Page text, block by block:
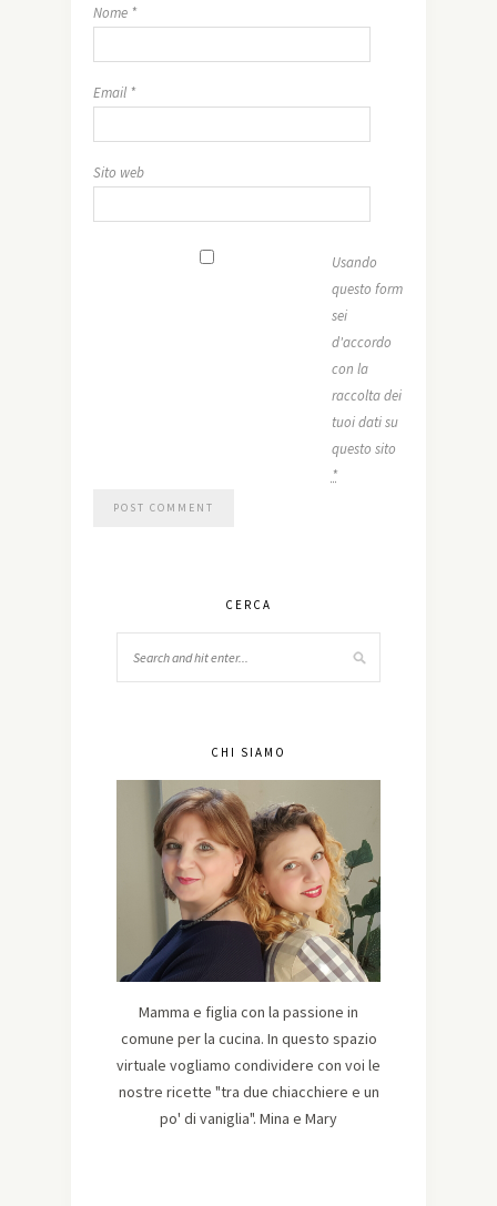
Nome *
Email *
Sito web
Usando
questo form
sei
d'accordo
con la
raccolta dei
tuoi dati su
questo sito
*
CERCA
CHI SIAMO
Mamma e figlia con la passione in
comune per la cucina. In questo spazio
virtuale vogliamo condividere con voi le
nostre ricette "tra due chiacchiere e un
po' di vaniglia". Mina e Mary